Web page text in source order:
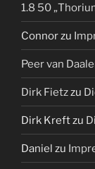
1.8 50
Connorzu
Peer van
Dirk Fietzzu
Dirk Kreftzu
Daniel zu